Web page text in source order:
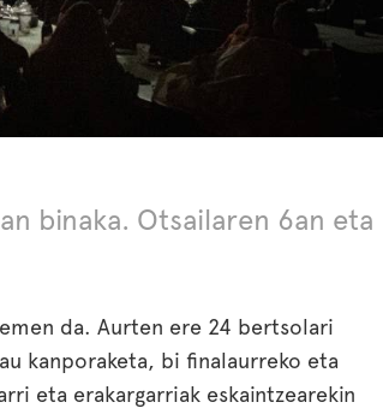
binaka. Otsailaren 6an eta
da. Aurten ere 24 bertsolari
kanporaketa, bi finalaurreko eta
eta erakargarriak eskaintzearekin